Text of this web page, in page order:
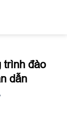
đào
dẫn